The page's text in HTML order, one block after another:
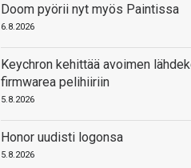
Doom pyörii nyt myös Paintissa
6.8.2026
Keychron kehittää avoimen
firmwarea pelihiiriin
5.8.2026
Honor uudisti logonsa
5.8.2026